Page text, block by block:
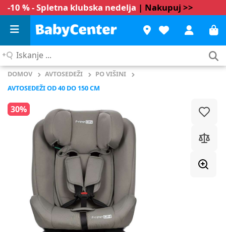
-10 % - Spletna klubska nedelja | Nakupuj >>
Iskanje
DOMOV AVTOSEDEŽI
PO VIŠINI
AVTOSEDEŽI OD 40 DO 150 CM
30%